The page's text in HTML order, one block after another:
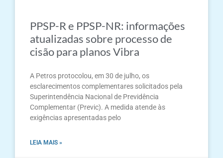
PPSP-R e PPSP-NR: informações
atualizadas sobre processo de
cisão para planos Vibra
A Petros protocolou, em 30 de julho, os
esclarecimentos complementares solicitados pela
Superintendência Nacional de Previdência
Complementar (Previc). A medida atende às
exigências apresentadas pelo
LEIA MAIS »